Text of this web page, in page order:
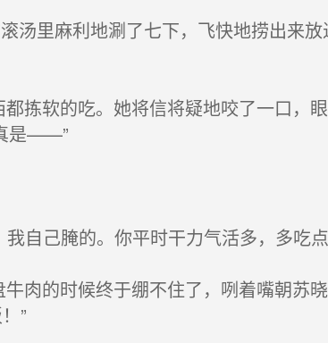
里麻利地涮了七下，飞快地捞出来放
软的吃。她将信将疑地咬了一口，眼
是——”
自己腌的。你平时干力气活多，多吃
肉的时候终于绷不住了，咧着嘴朝苏
”